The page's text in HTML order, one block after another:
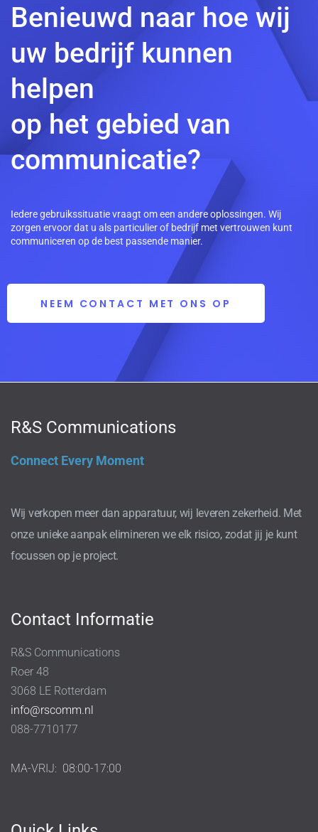
Benieuwd naar hoe wij
uw bedrijf kunnen
helpen
op het gebied van
communicatie?
Iedere gebruikssituatie vraagt om een andere oplossingen. Wij
zorgen ervoor dat u als particulier of bedrijf met vertrouwen kunt
communiceren op de best passende manier.
NEEM CONTACT MET ONS OP
R&S Communications
Connect Every Moment
Wij verkopen meer dan apparatuur, wij leveren zekerheid. Met
onze unieke aanpak elimineren we elk risico, zodat jij je kunt
focussen op je project.
Contact Informatie
R&S Communications
Roer 48
3068 LE Rotterdam
info@rscomm.nl
088-7710177
MA-VRIJ: 08:00-17:00